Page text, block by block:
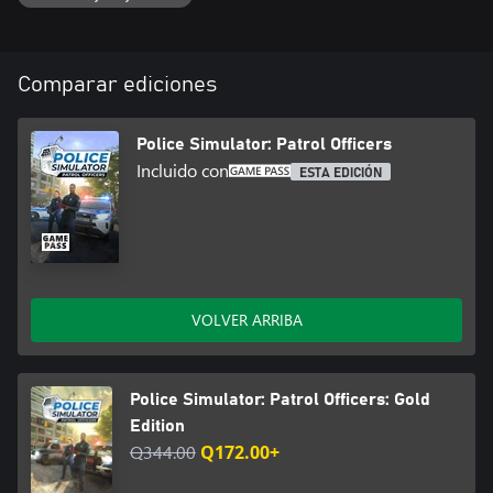
Comparar ediciones
Police Simulator: Patrol Officers
Incluido con ESTA EDICIÓN
VOLVER ARRIBA
Police Simulator: Patrol Officers: Gold
Edition
Q344.00 Q172.00+